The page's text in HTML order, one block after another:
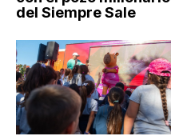
del Siempre Sale